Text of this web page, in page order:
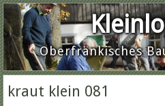
Oberfränkisches
kraut klein 081